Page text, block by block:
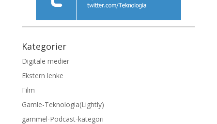
Kategorier
Digitale medier
Ekstern lenke
Film
Gamle-Teknologia(Lightly)
gammel-Podcast-kategori